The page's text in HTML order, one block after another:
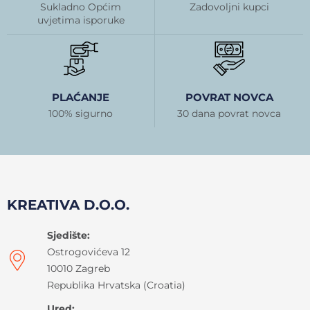
Sukladno Općim
uvjetima isporuke
Zadovoljni kupci
PLAĆANJE
100% sigurno
POVRAT NOVCA
30 dana povrat novca
KREATIVA D.O.O.
Sjedište:
Ostrogovićeva 12
10010 Zagreb
Republika Hrvatska (Croatia)